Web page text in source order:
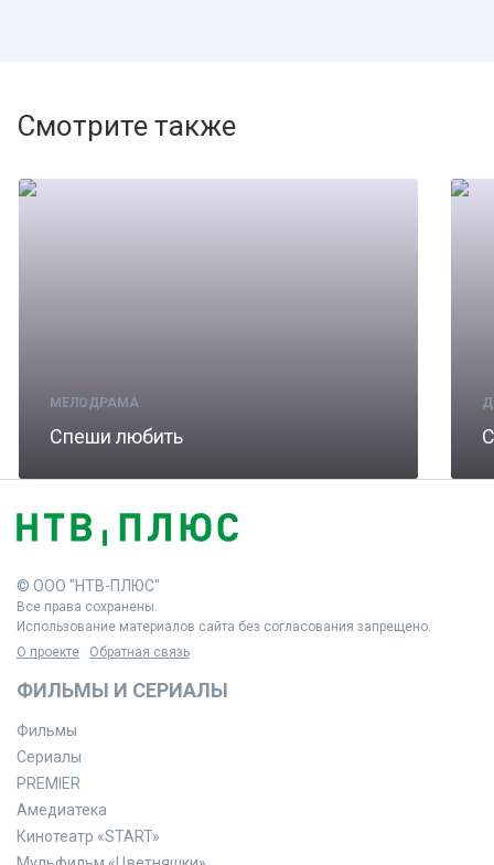
Смотрите также
МЕЛОДРАМА
Спеши любить
© ООО "НТВ-ПЛЮС"
Все права сохранены.
Использование материалов сайта без согласования запрещено.
О проекте
Обратная связь
ФИЛЬМЫ И СЕРИАЛЫ
Фильмы
Сериалы
PREMIER
Амедиатека
Кинотеатр «START»